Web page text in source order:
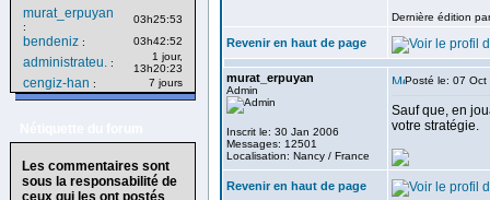
murat_erpuyan
:
03h25:53
bendeniz : 03h42:52
administrateu. :
1 jour,
13h20:23
cengiz-han : 7 jours
Les commentaires sont
sous la responsabilité de
ceux qui les ont postés
Dernière édition
Revenir en haut de page
murat_erpuyan
Admin
Inscrit le: 30 Jan 2006
Messages: 12501
Localisation: Nancy / France
Posté le: 07
Sauf que, en
votre stratégie.
Revenir en haut de page